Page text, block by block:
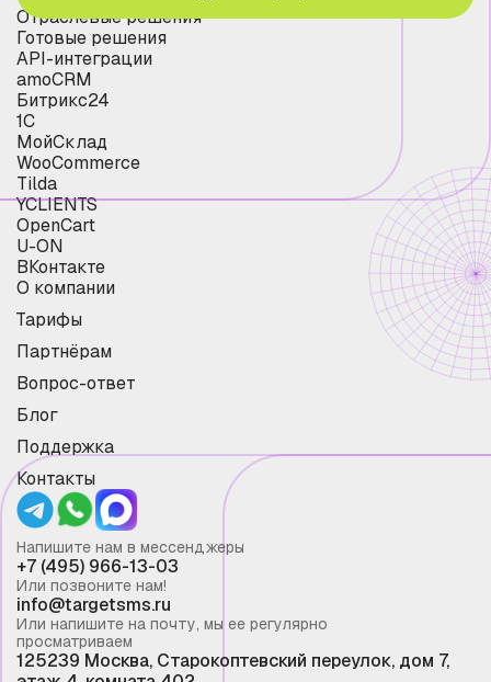
Отраслевые решения
Готовые решения
API-интеграции
amoCRM
Битрикс24
1С
МойСклад
WooCommerce
Tilda
YCLIENTS
OpenCart
U-ON
ВКонтакте
О компании
Тарифы
Партнёрам
Вопрос-ответ
Блог
Поддержка
Контакты
Напишите нам в мессенджеры
+7 (495) 966-13-03
Или позвоните нам!
info@targetsms.ru
Или напишите на почту, мы ее регулярно
просматриваем
125239 Москва, Старокоптевский переулок, дом 7,